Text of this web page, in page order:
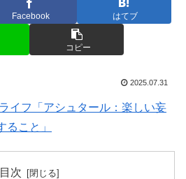
Facebook はてブ
コピー
2025.07.31
イフ「アシュタール：楽しい妄
こと」
目次